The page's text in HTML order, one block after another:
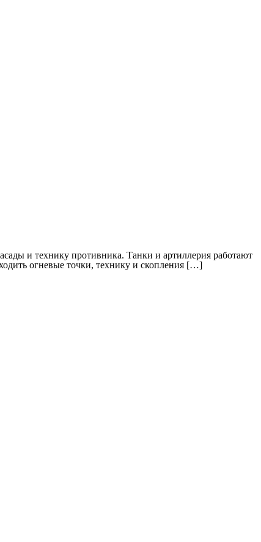
и технику противника. Танки и артиллерия работают
огневые точки, технику и скопления […]